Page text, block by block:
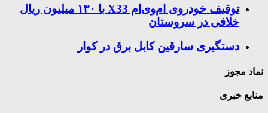
توقیف خودروی ام‌وی‌ام X33 با ۱۳۰ میلیون ریال
خلافی در سروستان
دستگیری سارقین کابل برق در کوار
نماد مجوز
منابع خبری